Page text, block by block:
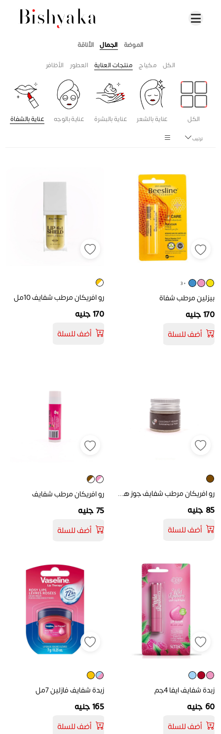
الموضة الجمال الأناقة
الكل مكياج منتجات العناية العطور الأظافر
الكل عناية بالشعر عناية بالبشرة عناية بالوجه عناية بالشفاة
ترتيب
+ 3
بيزلين مرطب شفاة
170 جنيه
أضف للسلة
رو افريكان مرطب شفايف 10مل
170 جنيه
أضف للسلة
رو افريكان مرطب شفايف جوز هند 20جم
85 جنيه
أضف للسلة
رو افريكان مرطب شفايف
75 جنيه
أضف للسلة
زبدة شفايف ايفا 4جم
60 جنيه
أضف للسلة
زبدة شفايف فازلين 7مل
165 جنيه
أضف للسلة